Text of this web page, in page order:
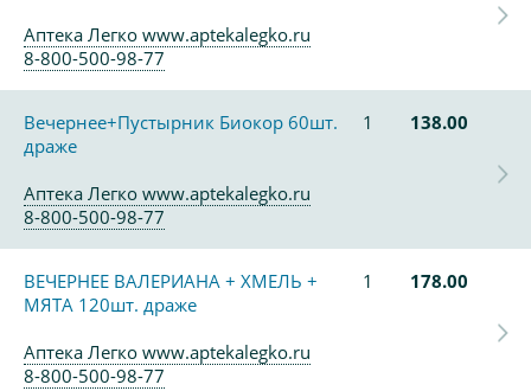
Аптека Легко www.aptekalegko.ru
8-800-500-98-77
Вечернее+Пустырник Биокор 60шт.
драже
1 138.00
Аптека Легко www.aptekalegko.ru
8-800-500-98-77
ВЕЧЕРНЕЕ ВАЛЕРИАНА + ХМЕЛЬ +
МЯТА 120шт. драже
1 178.00
Аптека Легко www.aptekalegko.ru
8-800-500-98-77